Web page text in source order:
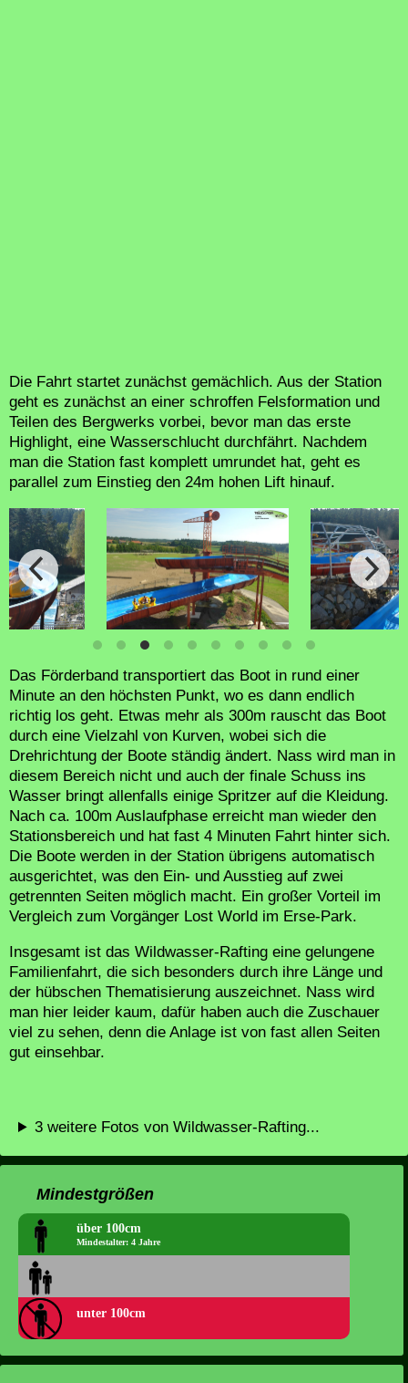
Die Fahrt startet zunächst gemächlich. Aus der Station
geht es zunächst an einer schroffen Felsformation und
Teilen des Bergwerks vorbei, bevor man das erste
Highlight, eine Wasserschlucht durchfährt. Nachdem
man die Station fast komplett umrundet hat, geht es
parallel zum Einstieg den 24m hohen Lift hinauf.
Das Förderband transportiert das Boot in rund einer
Minute an den höchsten Punkt, wo es dann endlich
richtig los geht. Etwas mehr als 300m rauscht das Boot
durch eine Vielzahl von Kurven, wobei sich die
Drehrichtung der Boote ständig ändert. Nass wird man in
diesem Bereich nicht und auch der finale Schuss ins
Wasser bringt allenfalls einige Spritzer auf die Kleidung.
Nach ca. 100m Auslaufphase erreicht man wieder den
Stationsbereich und hat fast 4 Minuten Fahrt hinter sich.
Die Boote werden in der Station übrigens automatisch
ausgerichtet, was den Ein- und Ausstieg auf zwei
getrennten Seiten möglich macht. Ein großer Vorteil im
Vergleich zum Vorgänger Lost World im Erse-Park.
Insgesamt ist das Wildwasser-Rafting eine gelungene
Familienfahrt, die sich besonders durch ihre Länge und
der hübschen Thematisierung auszeichnet. Nass wird
man hier leider kaum, dafür haben auch die Zuschauer
viel zu sehen, denn die Anlage ist von fast allen Seiten
gut einsehbar.
3 weitere Fotos von Wildwasser-Rafting...
Mindestgrößen
über 100cm
Mindestalter: 4 Jahre
unter 100cm